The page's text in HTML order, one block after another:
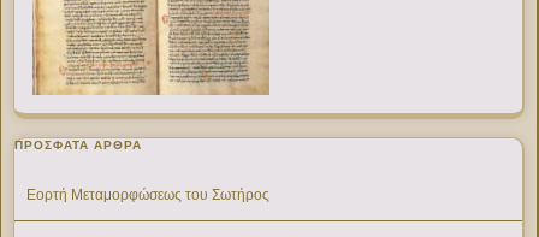
ΠΡΌΣΦΑΤΑ ΆΡΘΡΑ
Εορτή Μεταμορφώσεως του Σωτήρος